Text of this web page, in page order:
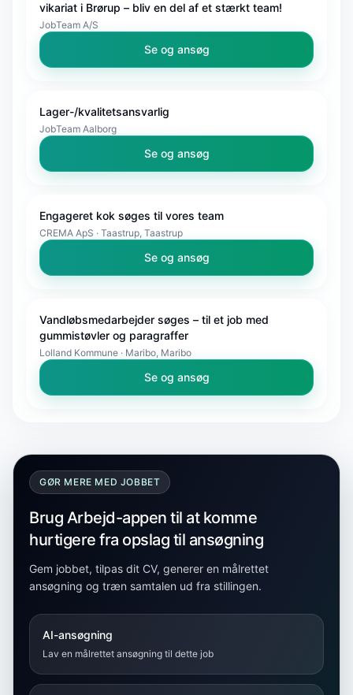
vikariat i Brørup – bliv en del af et stærkt team!
JobTeam A/S
Se og ansøg
Lager-/kvalitetsansvarlig
JobTeam Aalborg
Se og ansøg
Engageret kok søges til vores team
CREMA ApS · Taastrup, Taastrup
Se og ansøg
Vandløbsmedarbejder søges – til et job med
gummistøvler og paragraffer
Lolland Kommune · Maribo, Maribo
Se og ansøg
GØR MERE MED JOBBET
Brug Arbejd-appen til at komme
hurtigere fra opslag til ansøgning
Gem jobbet, tilpas dit CV, generer en målrettet
ansøgning og træn samtalen ud fra stillingen.
AI-ansøgning
Lav en målrettet ansøgning til dette job